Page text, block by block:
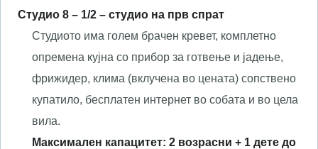
Студио 8 – 1/2 – студио на прв спрат
Студиото има голем брачен кревет, комплетно
опремена кујна со прибор за готвење и јадење,
фрижидер, клима (вклучена во цената) сопствено
купатило, бесплатен интернет во собата и во цела
вила.
Максимален капацитет: 2 возрасни + 1 дете до